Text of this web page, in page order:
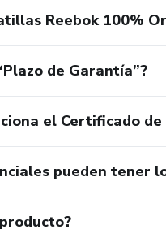
Reebok 100%
de Garantía”?
el Certificado
pueden tener